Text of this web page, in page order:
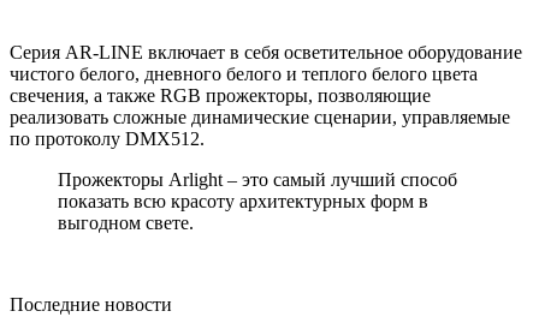
Серия AR-LINE включает в себя осветительное оборудование
чистого белого, дневного белого и теплого белого цвета
свечения, а также RGB прожекторы, позволяющие
реализовать сложные динамические сценарии, управляемые
по протоколу DMX512.
Прожекторы Arlight – это самый лучший способ
показать всю красоту архитектурных форм в
выгодном свете.
Последние новости